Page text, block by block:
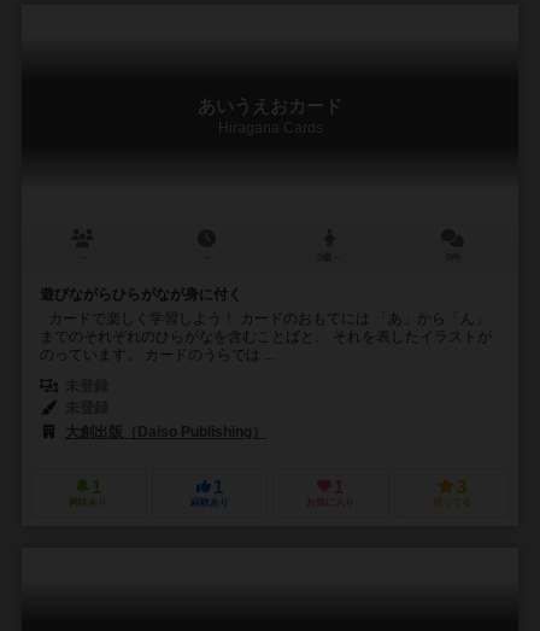
あいうえおカード
Hiragana Cards
遊びながらひらがなが身に付く
カードで楽しく学習しよう！ カードのおもてには 「あ」から「ん」
までのそれぞれのひらがなを含むことばと、 それを表したイラストが
のっています。 カードのうらでは ...
大創出版（Daiso Publishing）
1
興味あり
1
経験あり
1
お気に入り
3
持ってる